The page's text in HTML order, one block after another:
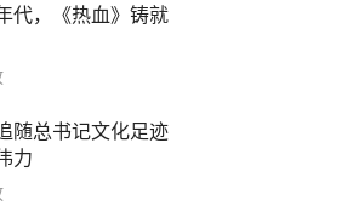
代，《热血》铸就
随总书记文化足迹
力